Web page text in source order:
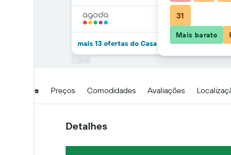
mais 13 ofertas do Casa Hintze Ribeiro
Detalhes Preços Comodidades Avaliações
Detalhes
31
Mais barato